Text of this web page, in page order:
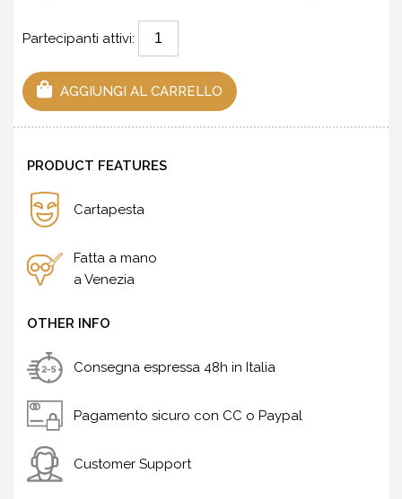
Partecipanti attivi:
AGGIUNGI AL CARRELLO
PRODUCT FEATURES
Cartapesta
Fatta a mano
a Venezia
OTHER INFO
Consegna espressa 48h in Italia
Pagamento sicuro con CC o Paypal
Customer Support